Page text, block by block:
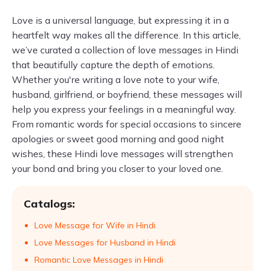
Love is a universal language, but expressing it in a
heartfelt way makes all the difference. In this article,
we’ve curated a collection of love messages in Hindi
that beautifully capture the depth of emotions.
Whether you're writing a love note to your wife,
husband, girlfriend, or boyfriend, these messages will
help you express your feelings in a meaningful way.
From romantic words for special occasions to sincere
apologies or sweet good morning and good night
wishes, these Hindi love messages will strengthen
your bond and bring you closer to your loved one.
Catalogs:
Love Message for Wife in Hindi
Love Messages for Husband in Hindi
Romantic Love Messages in Hindi